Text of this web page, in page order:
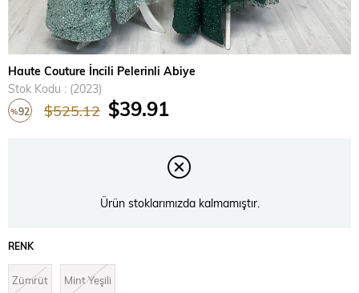
Haute Couture İncili Pelerinli Abiye
Stok Kodu
(2023)
%92 $525.12 $39.91
Ürün stoklarımızda kalmamıştır.
RENK
Zümrüt Mint Yeşili